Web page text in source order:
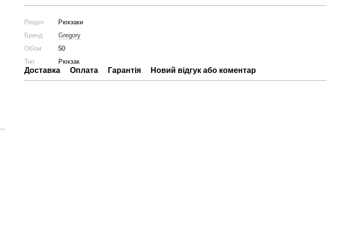
Розділ
Рюкзаки
Бренд
Gregory
Об'єм
50
Тип
Рюкзак
Доставка Оплата Гарантія Новий відгук або коментар